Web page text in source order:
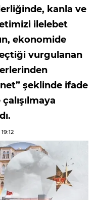
kanla ve
ilelebet
ekonomide
vurgulanan
şeklinde ifade
19:12